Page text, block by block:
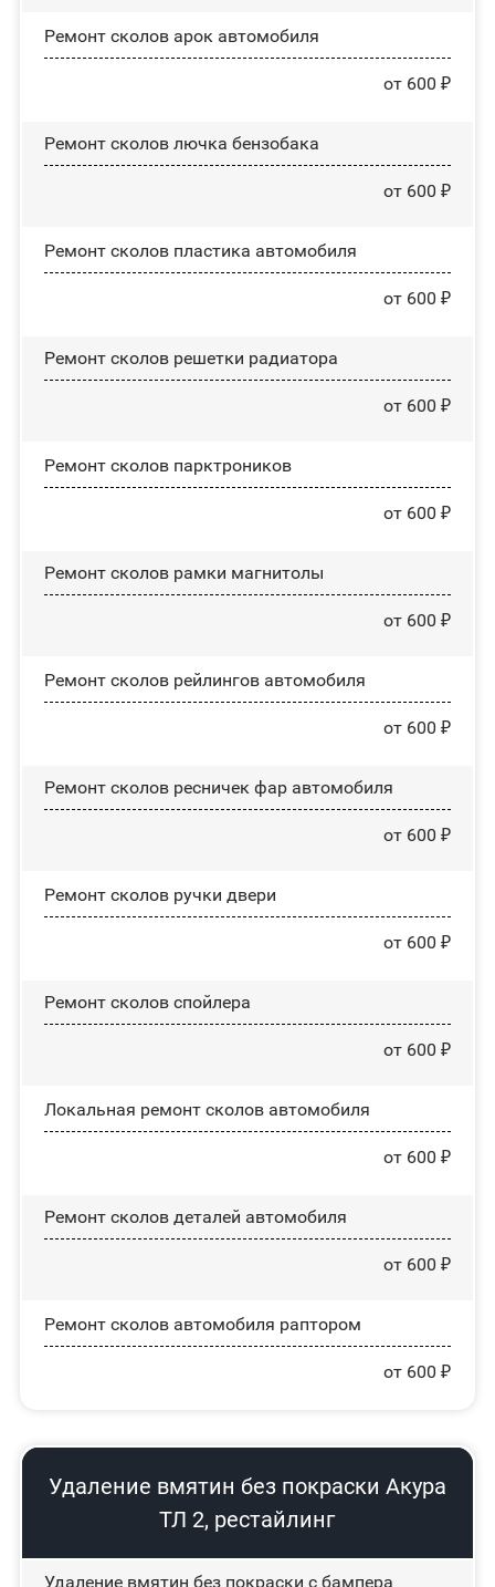
Ремонт сколов арок автомобиля
от 600 ₽
Ремонт сколов лючка бензобака
от 600 ₽
Ремонт сколов пластика автомобиля
от 600 ₽
Ремонт сколов решетки радиатора
от 600 ₽
Ремонт сколов парктроников
от 600 ₽
Ремонт сколов рамки магнитолы
от 600 ₽
Ремонт сколов рейлингов автомобиля
от 600 ₽
Ремонт сколов ресничек фар автомобиля
от 600 ₽
Ремонт сколов ручки двери
от 600 ₽
Ремонт сколов спойлера
от 600 ₽
Локальная ремонт сколов автомобиля
от 600 ₽
Ремонт сколов деталей автомобиля
от 600 ₽
Ремонт сколов автомобиля раптором
от 600 ₽
Удаление вмятин без покраски Акура
ТЛ 2, рестайлинг
Удаление вмятин без покраски с бампера